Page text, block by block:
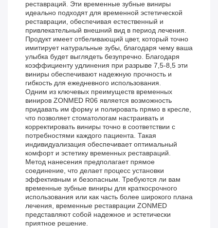
реставраций. Эти временные зубные виниры
идеально подходят для временной эстетической
реставрации, обеспечивая естественный и
привлекательный внешний вид в период лечения.
Продукт имеет отбеливающий цвет, который точно
имитирует натуральные зубы, благодаря чему ваша
улыбка будет выглядеть безупречно. Благодаря
коэффициенту удлинения при разрыве 7,5-8,5 эти
виниры обеспечивают надежную прочность и
гибкость для ежедневного использования.
Одним из ключевых преимуществ временных
виниров ZONMED R06 является возможность
придавать им форму и полировать прямо в кресле,
что позволяет стоматологам настраивать и
корректировать виниры точно в соответствии с
потребностями каждого пациента. Такая
индивидуализация обеспечивает оптимальный
комфорт и эстетику временных реставраций.
Метод нанесения предполагает прямое
соединение, что делает процесс установки
эффективным и безопасным. Требуются ли вам
временные зубные виниры для краткосрочного
использования или как часть более широкого плана
лечения, временные реставрации ZONMED
представляют собой надежное и эстетически
приятное решение.